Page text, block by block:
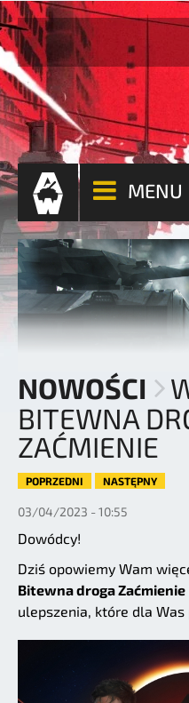
MENU
NOWOŚCI
BITEWNA
ZAĆMIENIE
POPRZEDNI NASTĘPNY
03/04/2023 - 10:55
Dowódcy!
Dziś opowiemy Wam
Bitewna droga Zaćmienie
ulepszenia, które dla